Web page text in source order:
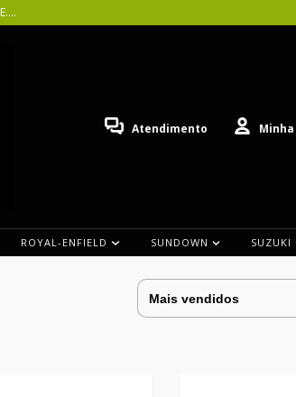
Atendimento
ROYAL-ENFIELD SUNDOWN SUZUKI